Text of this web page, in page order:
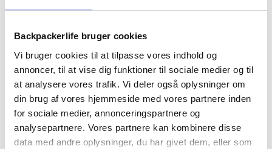
Backpackerlife bruger cookies
Vi bruger cookies til at tilpasse vores indhold og
annoncer, til at vise dig funktioner til sociale medier og til
at analysere vores trafik. Vi deler også oplysninger om
din brug af vores hjemmeside med vores partnere inden
for sociale medier, annonceringspartnere og
analysepartnere. Vores partnere kan kombinere disse
data med andre oplysninger, du har givet dem, eller som
BRAND
FAQ
Treklife Sherpa Full-Zip Fleece til herre er en varm og blød
fleecetrøje ideel til både hverdagsbrug og outdoor-aktiviteter.
Fremstillet i en tæt 420 g/m2 sherpa-fleece der given
fleecen fremragende isolering og fungerer perfekt som
mellemlag under en jakke eller som yderlag på kølige dage.